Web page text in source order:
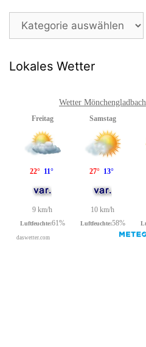
Beitragsarchiv
Lokales Wetter
Wetter Mönchengladbach